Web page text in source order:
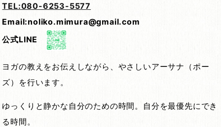
TEL:080-6253-5577
Email:noliko.mimura@gmail.com
公式LINE
ヨガの教えをお伝えしながら、やさしいアーサナ（ポー
ズ）を行います。
ゆっくりと静かな自分のための時間。自分を最優先にでき
る時間。